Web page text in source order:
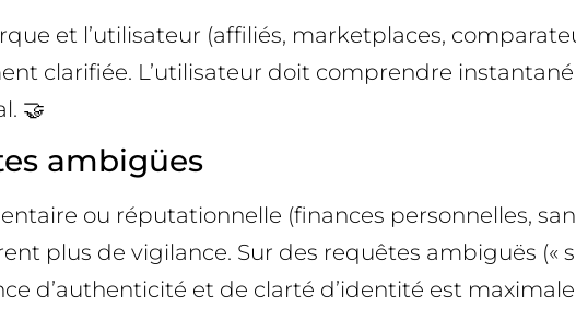
et l’utilisateur (affiliés, marketplaces,
clarifiée. L’utilisateur doit comprendre
🤝
ambigües
ou réputationnelle (finances personnelles,
plus de vigilance. Sur des requêtes ambiguës («
d’authenticité et de clarté d’identité est